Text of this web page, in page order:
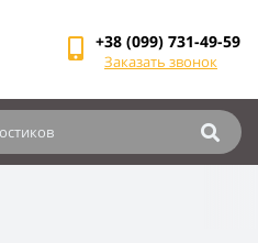
+38 (099) 731-49-59
Заказать звонок